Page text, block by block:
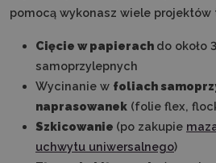
pomocą wykonasz wiele projektów
Cięcie w papierach do około
samoprzylepnych
Wycinanie w foliach
naprasowanek (folie flex,
Szkicowanie (po zakupie
uchwytu uniwersalnego)